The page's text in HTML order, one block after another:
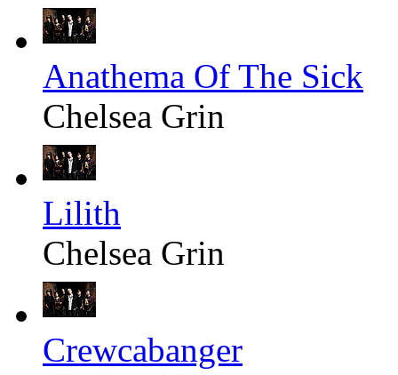
Anathema Of The Sick
Chelsea Grin
Lilith
Chelsea Grin
Crewcabanger